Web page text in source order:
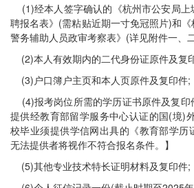
(1)经本人签字确认的《杭州市公安局上
聘报名表》(需粘贴近期一寸免冠照片)和
警务辅助人员政审考察表》(详见附件一、
(2)本人有效期内的二代身份证原件及复
(3)户口簿户主页和本人页原件及复印件;
(4)报考岗位所需的学历证书原件及复印
提供经教育部留学服务中心认证的国(境)
校毕业须提供学信网出具的《教育部学历
无法提供者将视作不符合报名条件。】
(5)其他专业技术特长证明材料及复印件;